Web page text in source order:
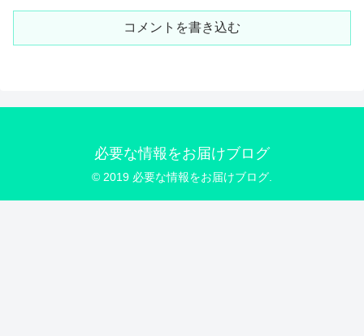
コメントを書き込む
必要な情報をお届けブログ
© 2019 必要な情報をお届けブログ.